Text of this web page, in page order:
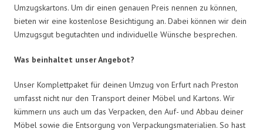
Umzugskartons. Um dir einen genauen Preis nennen zu können,
bieten wir eine kostenlose Besichtigung an. Dabei können wir dein
Umzugsgut begutachten und individuelle Wünsche besprechen.
Was beinhaltet unser Angebot?
Unser Komplettpaket für deinen Umzug von Erfurt nach Preston
umfasst nicht nur den Transport deiner Möbel und Kartons. Wir
kümmern uns auch um das Verpacken, den Auf- und Abbau deiner
Möbel sowie die Entsorgung von Verpackungsmaterialien. So hast